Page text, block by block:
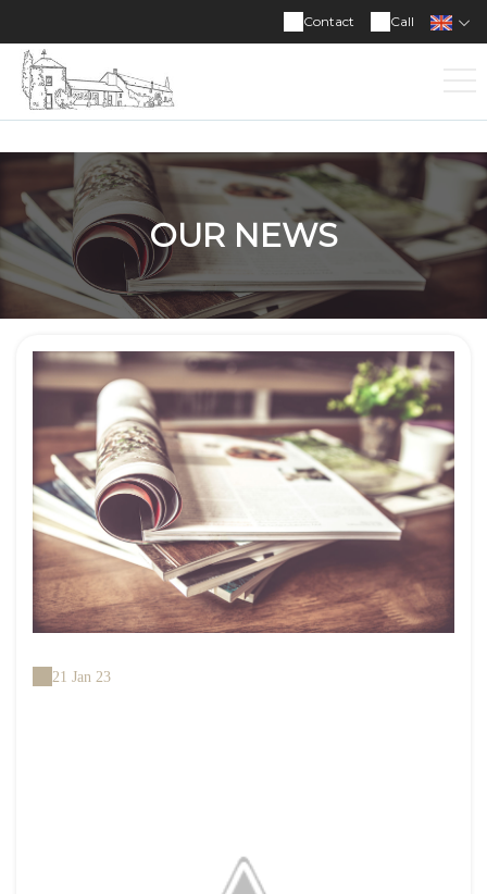
Call
Contact
OUR NEWS
21 Jan 23